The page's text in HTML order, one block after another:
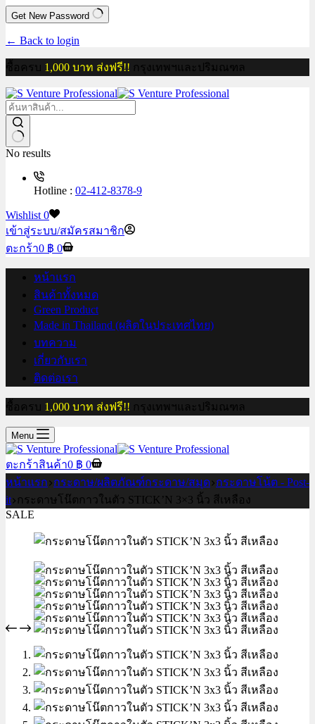
Get New Password
← Back to login
ซื้อครบ 1,000 บาท ส่งฟรี!! กรุงเทพฯและปริมณฑล
No results
Hotline : 02-412-8378-9
Wishlist 0
เข้าสู่ระบบ/สมัครสมาชิก
ตะกร้า0 ฿ 0
หน้าแรก
สินค้าทั้งหมด
Green Product
Made in Thailand (ผลิตในประเทศไทย)
บทความ
เกี่ยวกับเรา
ติดต่อเรา
ซื้อครบ 1,000 บาท ส่งฟรี!! กรุงเทพฯและปริมณฑล
Menu
ตะกร้าสินค้า0 ฿ 0
หน้าแรก กระดาษ/ผลิตภัณฑ์กระดาษ/สมุด กระดาษโน้ต - Post-
it กระดาษโน๊ตกาวในตัว STICK’N 3×3 นิ้ว สีเหลือง
SALE